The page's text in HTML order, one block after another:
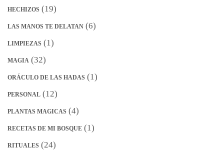
HECHIZOS (19)
LAS MANOS TE DELATAN (6)
LIMPIEZAS (1)
MAGIA (32)
ORÁCULO DE LAS HADAS (1)
PERSONAL (12)
PLANTAS MAGICAS (4)
RECETAS DE MI BOSQUE (1)
RITUALES (24)